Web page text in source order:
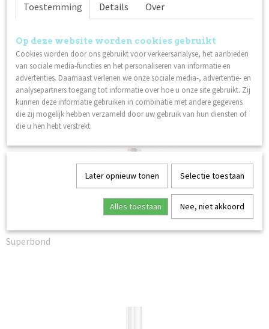
Specificaties
Productcode
84044
Netto gewicht
0,03 Kg
Omschrijving
Meng het met Gel, Acryl, Gel Polish of breng het losjes aan.
Ook interessant
Superbond
Toestemming Details Over
Op deze website worden cookies gebruikt
Cookies worden door ons gebruikt voor verkeersanalyse, het aanbieden
van sociale media-functies en het personaliseren van informatie en
advertenties. Daarnaast verlenen we onze sociale media-, advertentie- en
analysepartners toegang tot informatie over hoe u onze site gebruikt. Zij
kunnen deze informatie gebruiken in combinatie met andere gegevens
die zij mogelijk hebben verzameld door uw gebruik van hun diensten of
die u hen hebt verstrekt.
Later opnieuw tonen Selectie toestaan
Alles toestaan Nee, niet akkoord